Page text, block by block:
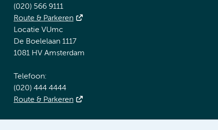
(020) 566 9111
Route & Parkeren
Locatie VUmc
De Boelelaan 1117
1081 HV Amsterdam
Telefoon:
(020) 444 4444
Route & Parkeren